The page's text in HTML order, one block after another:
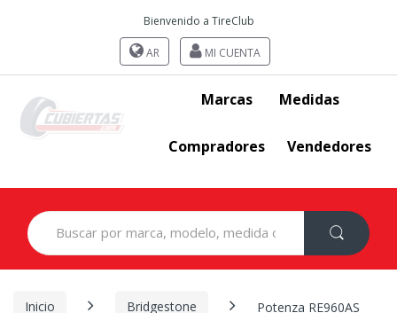
Bienvenido a TireClub
AR MI CUENTA
Marcas Medidas
Compradores Vendedores
Search
for:
Inicio Bridgestone
Potenza RE960AS